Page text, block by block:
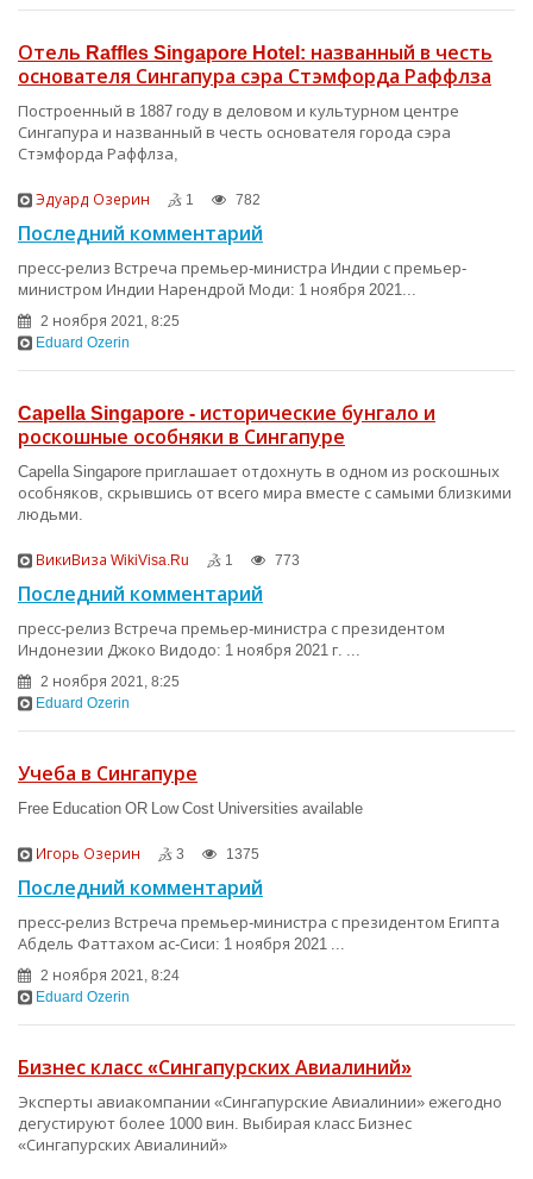
Отель Raffles Singapore Hotel: названный в честь
основателя Сингапура сэра Стэмфорда Раффлза
Построенный в 1887 году в деловом и культурном центре
Сингапура и названный в честь основателя города сэра
Стэмфорда Раффлза,
Эдуард Озерин 1 782
Последний комментарий
пресс-релиз Встреча премьер-министра Индии с премьер-
министром Индии Нарендрой Моди: 1 ноября 2021...
2 ноября 2021, 8:25
Eduard Ozerin
Capella Singapore - исторические бунгало и
роскошные особняки в Сингапуре
Capella Singapore приглашает отдохнуть в одном из роскошных
особняков, скрывшись от всего мира вместе с самыми близкими
людьми.
ВикиВиза WikiVisa.Ru 1 773
Последний комментарий
пресс-релиз Встреча премьер-министра с президентом
Индонезии Джоко Видодо: 1 ноября 2021 г. ...
2 ноября 2021, 8:25
Eduard Ozerin
Учеба в Сингапуре
​Free Education OR Low Cost Universities available​
Игорь Озерин 3 1375
Последний комментарий
пресс-релиз Встреча премьер-министра с президентом Египта
Абдель Фаттахом ас-Сиси: 1 ноября 2021 ...
2 ноября 2021, 8:24
Eduard Ozerin
Бизнес класс «Сингапурских Авиалиний»
Эксперты авиакомпании «Сингапурские Авиалинии» ежегодно
дегустируют более 1000 вин. Выбирая класс Бизнес
«Сингапурских Авиалиний»